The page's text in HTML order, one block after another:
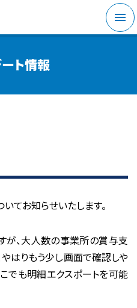
メニ
ト情報
てお知らせいたします。
が、大人数の事業所の賞与支
はりもう少し画面で確認しや
でも明細エクスポートを可能